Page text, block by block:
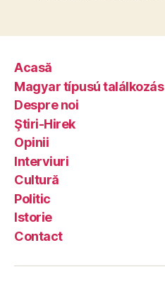
Acasă
Magyar típusú találkozás
Despre noi
Ştiri-Hirek
Opinii
Interviuri
Cultură
Politic
Istorie
Contact